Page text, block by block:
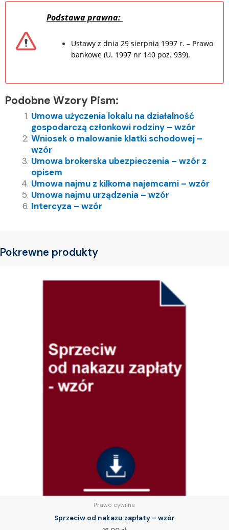
Podstawa prawna:
Ustawy z dnia 29 sierpnia 1997 r. – Prawo
bankowe (U. 1997 nr 140 poz. 939).
Podobne Wzory Pism:
Umowa użyczenia lokalu na działalność
gospodarczą członkowi rodziny – wzór
Wniosek o malowanie klatki schodowej –
wzór
Umowa brokerska ubezpieczenia – wzór z
opisem
Umowa najmu z kilkoma najemcami – wzór
Umowa najmu urządzenia – wzór
Intercyza – wzór
Pokrewne produkty
Prawo cywilne
Sprzeciw od nakazu zapłaty – wzór